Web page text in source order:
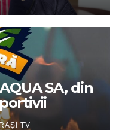
SA, din
„Prima
TV